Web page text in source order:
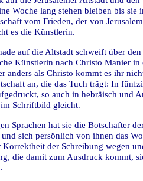
Woche lang stehen bleiben bis sie
vom Frieden, der von
es die Künstlerin.
auf die Altstadt schweift über
Künstlerin nach Christo Manier in
anders als Christo kommt es ihr
an, die das Tuch trägt: In
so auch in hebräisch und
im Schriftbild gleicht.
Sprachen hat sie die Botschafter
sich persönlich von ihnen das
Korrektheit der Schreibung wegen
die damit zum Ausdruck kommt,